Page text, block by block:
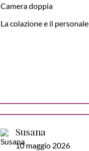
Camera doppia
La colazione e il personale
Susana
10 maggio 2026